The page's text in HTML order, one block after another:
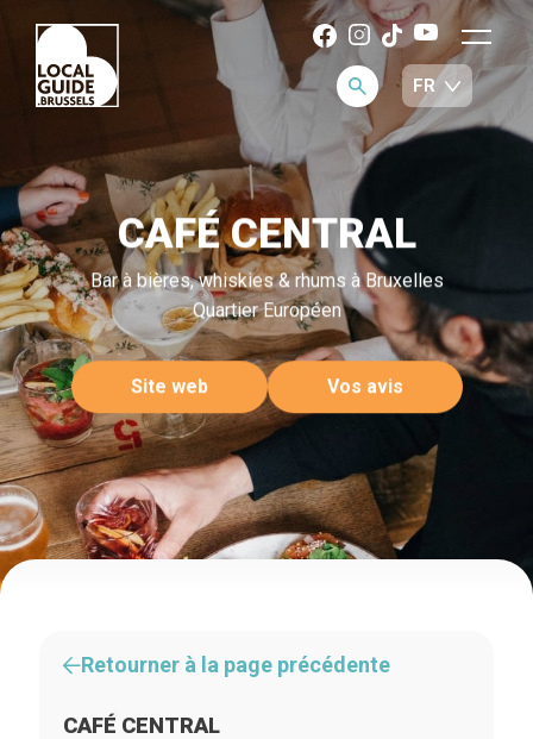
CAFÉ CENTRAL
Bar à bières, whiskies & rhums à Bruxelles
Quartier Européen
Site web Vos avis
Retourner à la page précédente
CAFÉ CENTRAL